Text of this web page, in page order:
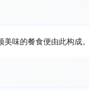
美味的餐食便由此构成